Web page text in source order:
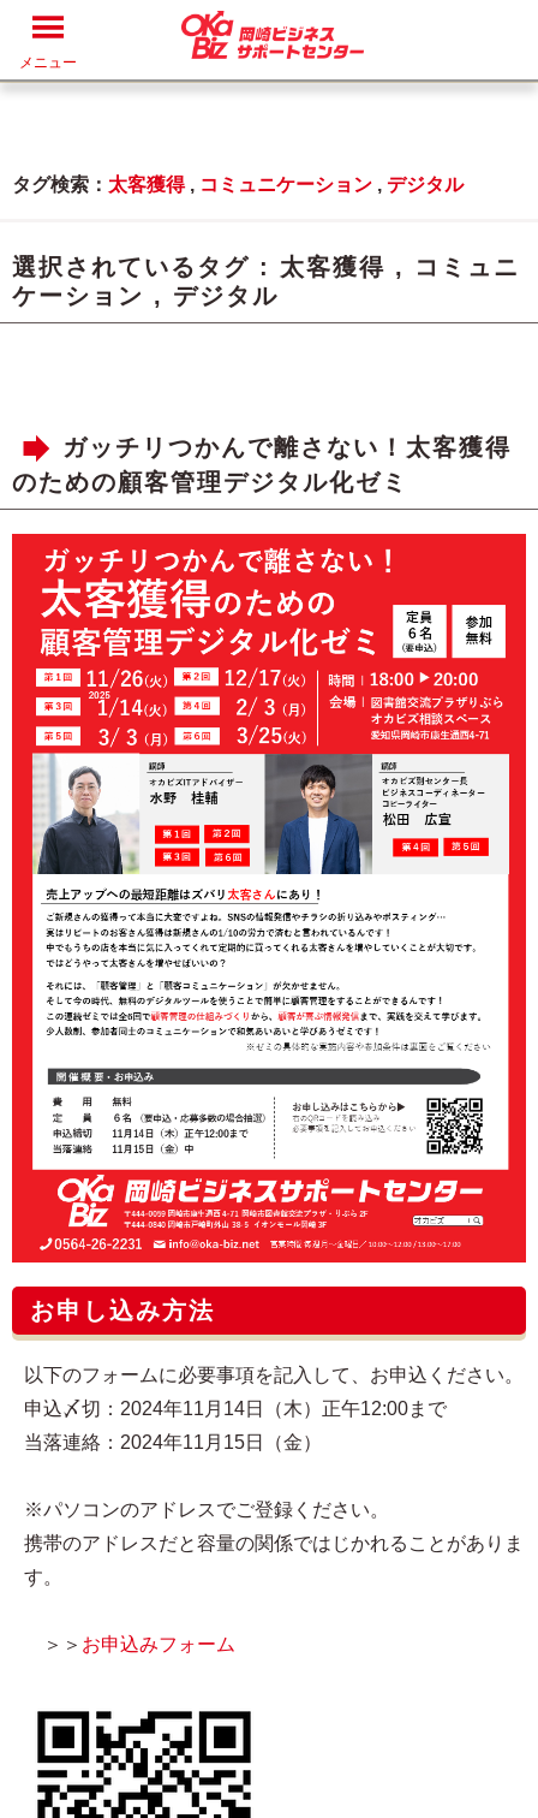
メニュー
タグ検索： 太客獲得, コミュニケーション , デジタル
選択されているタグ : 太客獲得 ,
コミュニ
ケーション , デジタル
ガッチリつかんで離さない！太客獲得
のための顧客管理デジタル化ゼミ
お申し込み方法
以下のフォームに必要事項を記入して、お申込ください。
申込〆切：2024年11月14日（木）正午12:00まで
当落連絡：2024年11月15日（金）
※パソコンのアドレスでご登録ください。
携帯のアドレスだと容量の関係ではじかれることがありま
す。
＞＞ お申込みフォーム